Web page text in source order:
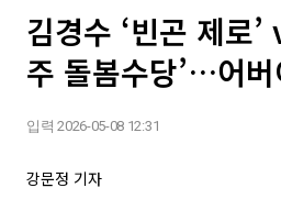
김경수 ‘빈곤 제로’
주 돌봄수당’…어
입력 2026-05-08 12:31
강문정 기자